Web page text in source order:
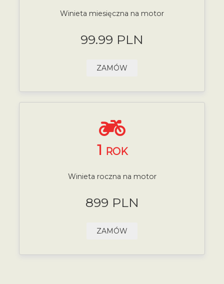
Winieta miesięczna na motor
99.99 PLN
ZAMÓW
1 ROK
Winieta roczna na motor
899 PLN
ZAMÓW